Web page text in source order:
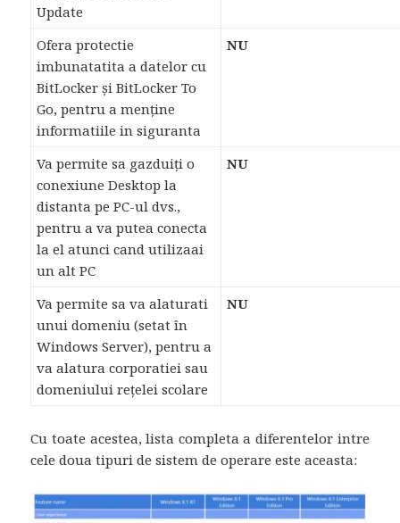
Update
Ofera protectie
imbunatatita a datelor cu
BitLocker și BitLocker To
Go, pentru a menține
informatiile in siguranta
NU
Va permite sa gazduiți o
conexiune Desktop la
distanta pe PC-ul dvs.,
pentru a va putea conecta
la el atunci cand utilizaai
un alt PC
NU
Va permite sa va alaturati
unui domeniu (setat în
Windows Server), pentru a
va alatura corporatiei sau
domeniului rețelei scolare
NU
Cu toate acestea, lista completa a diferentelor intre
cele doua tipuri de sistem de operare este aceasta: